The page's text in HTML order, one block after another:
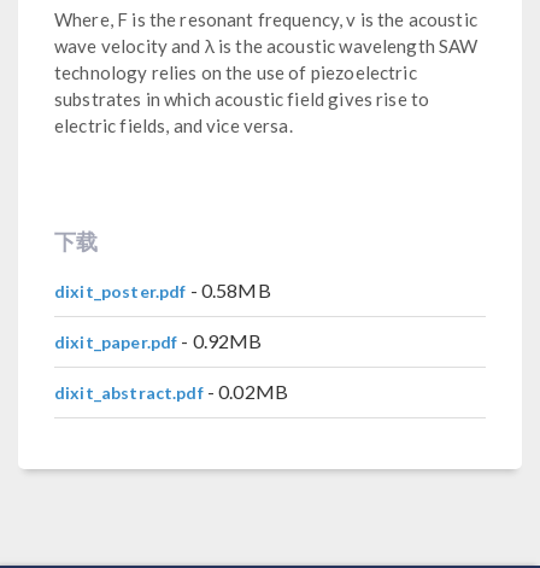
Where, F is the resonant frequency, v is the acoustic
wave velocity and λ is the acoustic wavelength SAW
technology relies on the use of piezoelectric
substrates in which acoustic field gives rise to
electric fields, and vice versa.
下载
dixit_poster.pdf - 0.58MB
dixit_paper.pdf - 0.92MB
dixit_abstract.pdf- 0.02MB